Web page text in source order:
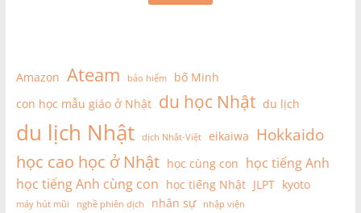
Amazon Ateam bảo hiểm
bố Minh
con học mẫu giáo ở Nhật du học Nhật du lịch
du lịch Nhật dịch Nhật-Việt eikaiwa Hokkaido
học cao học ở Nhật học cùng con học tiếng Anh
học tiếng Anh cùng con học tiếng Nhật JLPT kyoto
máy hút mũi nghề phiên dịch nhân sự nhập viện